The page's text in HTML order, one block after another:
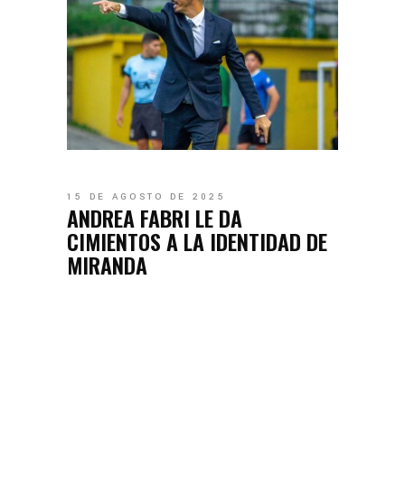
15 DE AGOSTO DE 2025
ANDREA FABRI LE DA
CIMIENTOS A LA IDENTIDAD DE
MIRANDA